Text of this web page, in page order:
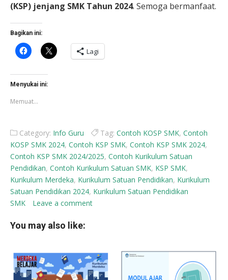
(KSP) jenjang SMK Tahun 2024. Semoga bermanfaat.
Bagikan ini:
Klik
untuk
Facebook(Membuka
di
jendela
baru)
Klik
untuk
berbagi
Lagi
Menyukai ini:
Memuat...
Category: Info Guru Tag: Contoh KOSP SMK, Contoh
KOSP SMK 2024, Contoh KSP SMK, Contoh KSP SMK 2024,
Contoh KSP SMK 2024/2025, Contoh Kurikulum Satuan
Pendidikan, Contoh Kurikulum Satuan SMK, KSP SMK,
Kurikulum Merdeka, Kurikulum Satuan Pendidikan, Kurikulum
Satuan Pendidikan 2024, Kurikulum Satuan Pendidikan
SMK
Leave a comment
You may also like: